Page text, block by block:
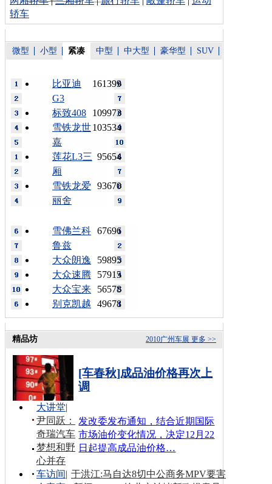
轿车
微型 小型 紧凑 中型 中大型 豪华型 SUV
161399
比亚迪
G3
109973
标致408
103534
雪铁龙世
嘉
95654
莲花L3三
厢
93670
雪铁龙爱
丽舍
67696
雪佛兰科
鲁兹
59895
大众朗逸
57915
大众速腾
56578
大众宝来
49678
别克凯越
更多 >>
2010广州车展
精品坊
[车春秋]成品油价格再次上
调
发改委发布通知，结合近期国际
市场油价变化情况，决定12月22
日起提高成品油价格…
大讲堂|
尹同跃：
奇瑞汽车
梦想和野
心并存
车访间| 于洪江:马自达8切中公商务MPV要害